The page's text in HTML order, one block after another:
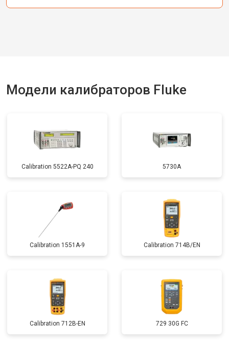
Модели калибраторов Fluke
Calibration 5522A-PQ 240 5730A
Calibration 1551A-9 Calibration 714B/EN
Calibration 712B-EN 729 30G FC